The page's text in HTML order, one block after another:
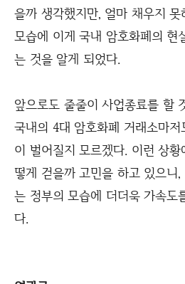
을까 생각했지만, 얼마 채우지
모습에 이게 국내 암호화폐의 현
는 것을 알게 되었다.
앞으로도 줄줄이 사업종료를 할
국내의 4대 암호화폐 거래소마
이 벌어질지 모르겠다. 이런 상
떻게 걷을까 고민을 하고 있으니
는 정부의 모습에 더더욱 가속도
다.